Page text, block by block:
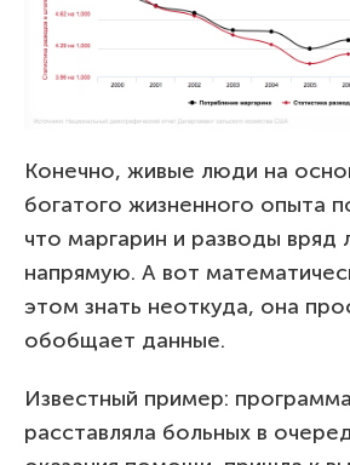
Конечно, живые люди на
богатого жизненного опыта
что маргарин и разводы вряд
напрямую. А вот
этом знать неоткуда, она
обобщает данные.
Известный пример:
расставляла больных в